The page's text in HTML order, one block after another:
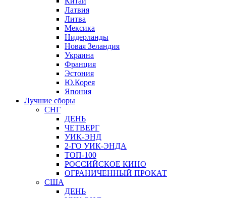
Латвия
Литва
Мексика
Нидерланды
Новая Зеландия
Украина
Франция
Эстония
Ю.Корея
Япония
Лучшие сборы
СНГ
ДЕНЬ
ЧЕТВЕРГ
УИК-ЭНД
2-ГО УИК-ЭНДА
ТОП-100
РОССИЙСКОЕ КИНО
ОГРАНИЧЕННЫЙ ПРОКАТ
США
ДЕНЬ